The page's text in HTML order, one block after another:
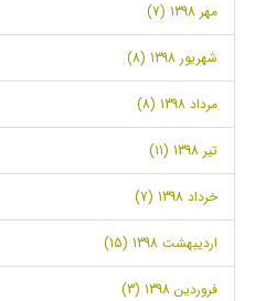
مهر 1398 (7)
شهریور 1398 (8)
مرداد 1398 (8)
تیر 1398 (11)
خرداد 1398 (7)
اردیبهشت 1398 (15)
فروردین 1398 (3)